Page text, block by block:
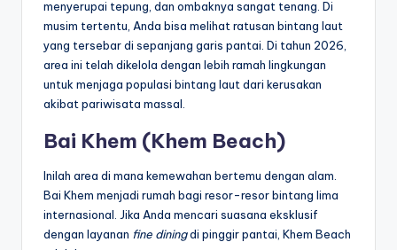
menyerupai tepung, dan ombaknya sangat tenang. Di
musim tertentu, Anda bisa melihat ratusan bintang laut
yang tersebar di sepanjang garis pantai. Di tahun 2026,
area ini telah dikelola dengan lebih ramah lingkungan
untuk menjaga populasi bintang laut dari kerusakan
akibat pariwisata massal.
Bai Khem (Khem Beach)
Inilah area di mana kemewahan bertemu dengan alam.
Bai Khem menjadi rumah bagi resor-resor bintang lima
internasional. Jika Anda mencari suasana eksklusif
dengan layanan fine diningdi pinggir pantai, Khem Beach